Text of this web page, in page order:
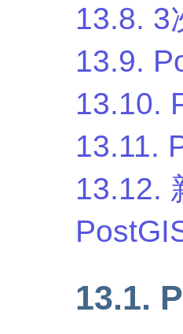
13.8. 3
13.9.
13.10.
13.11.
13.12.
13.1.